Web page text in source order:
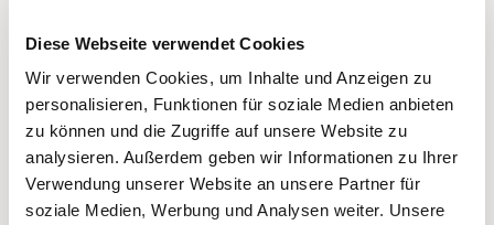
Diese Webseite verwendet Cookies
Wir verwenden Cookies, um Inhalte und Anzeigen zu
personalisieren, Funktionen für soziale Medien anbieten
zu können und die Zugriffe auf unsere Website zu
analysieren. Außerdem geben wir Informationen zu Ihrer
Verwendung unserer Website an unsere Partner für
soziale Medien, Werbung und Analysen weiter. Unsere